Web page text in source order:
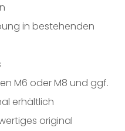
in bestehenden
M6 oder M8 und ggf.
erhältlich
original